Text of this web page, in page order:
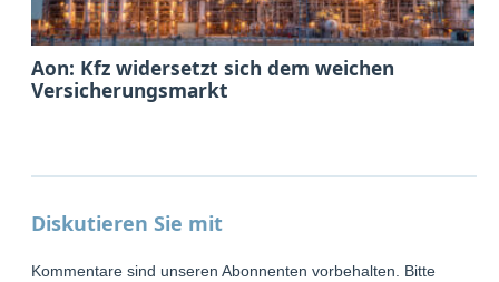
Aon: Kfz widersetzt sich dem weichen
Versicherungsmarkt
Diskutieren Sie mit
Kommentare sind unseren Abonnenten vorbehalten. Bitte